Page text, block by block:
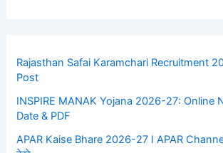
Rajasthan Safai Karamchari Recruitment
Post
INSPIRE MANAK Yojana 2026-27: Online
Date & PDF
APAR Kaise Bhare 2026-27 I APAR